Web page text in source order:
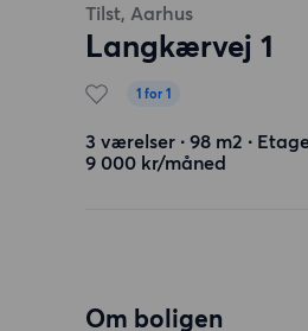
Tilst, Aarhus
Langkærvej 1
1 for 1
3 værelser ∙ 98 m2 ∙
9 000 kr/måned
Om boligen